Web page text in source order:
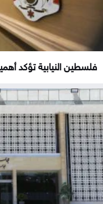
فلسطين النيابية تؤكد